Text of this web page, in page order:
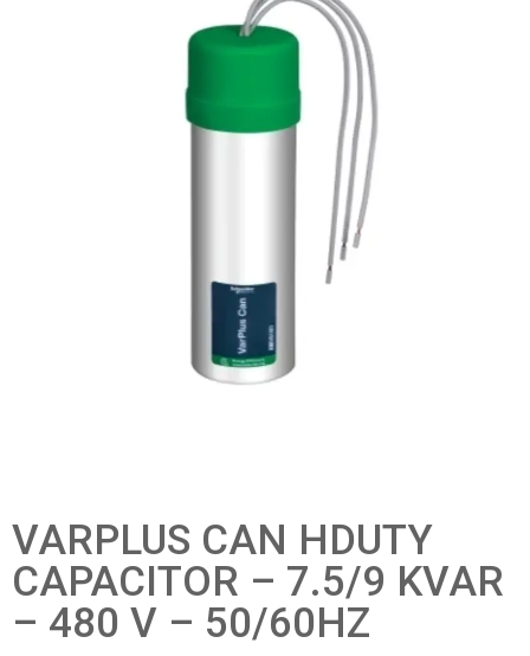
VARPLUS CAN HDUTY
CAPACITOR – 7.5/9 KVAR
– 480 V – 50/60HZ